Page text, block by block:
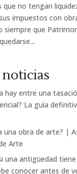
que no tengan
impuestos con
siempre que
hay entre una
La guía
una obra de arte? |
Arte
una antigüedad
conocer antes de